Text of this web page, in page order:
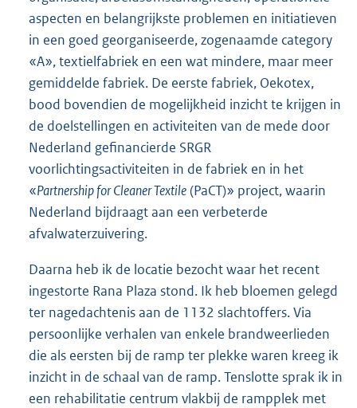
aspecten en belangrijkste problemen en initiatieven
in een goed georganiseerde, zogenaamde category
«A», textielfabriek en een wat mindere, maar meer
gemiddelde fabriek. De eerste fabriek, Oekotex,
bood bovendien de mogelijkheid inzicht te krijgen in
de doelstellingen en activiteiten van de mede door
Nederland gefinancierde SRGR
voorlichtingsactiviteiten in de fabriek en in het
«Partnership for Cleaner Textile(PaCT)» project, waarin
Nederland bijdraagt aan een verbeterde
afvalwaterzuivering.
Daarna heb ik de locatie bezocht waar het recent
ingestorte Rana Plaza stond. Ik heb bloemen gelegd
ter nagedachtenis aan de 1132 slachtoffers. Via
persoonlijke verhalen van enkele brandweerlieden
die als eersten bij de ramp ter plekke waren kreeg ik
inzicht in de schaal van de ramp. Tenslotte sprak ik in
een rehabilitatie centrum vlakbij de rampplek met